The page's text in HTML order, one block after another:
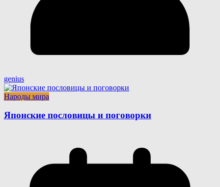
genius
Народы мира
Японские пословицы и поговорки